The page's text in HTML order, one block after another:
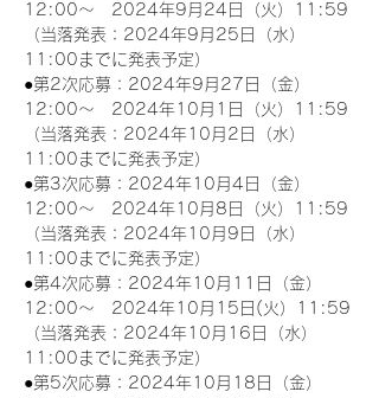
12:00～　2024年9月24日（火）11:59
（当落発表：2024年9月25日（水）
11:00までに発表予定）
●第2次応募：2024年9月27日（金）
12:00～　2024年10月1日（火）11:59
（当落発表：2024年10月2日（水）
11:00までに発表予定）
●第3次応募：2024年10月4日（金）
12:00～　2024年10月8日（火）11:59
（当落発表：2024年10月9日（水）
11:00までに発表予定）
●第4次応募：2024年10月11日（金）
12:00～　2024年10月15日(火）11:59
（当落発表：2024年10月16日（水）
11:00までに発表予定）
●第5次応募：2024年10月18日（金）